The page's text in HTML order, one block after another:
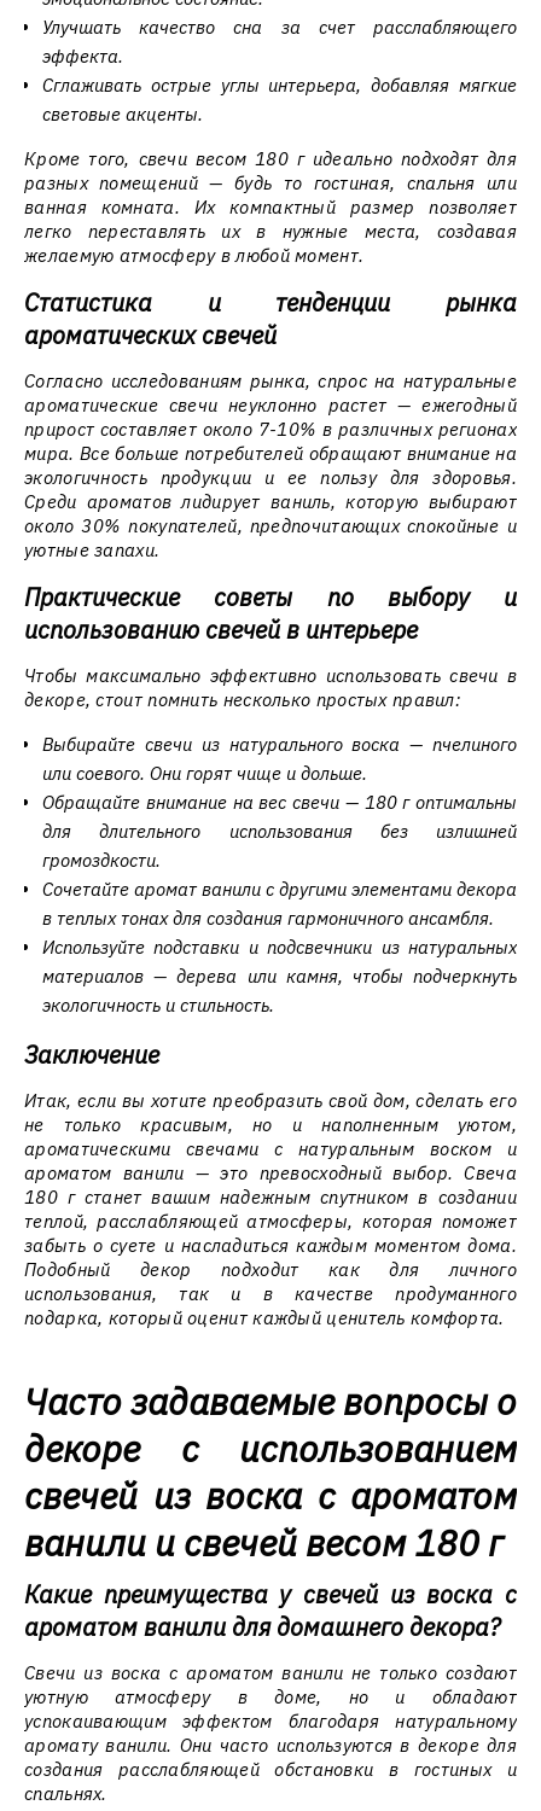
Улучшать качество сна за счет расслабляющего
эффекта.
Сглаживать острые углы интерьера, добавляя мягкие
световые акценты.
Кроме того, свечи весом 180 г идеально подходят для
разных помещений — будь то гостиная, спальня или
ванная комната. Их компактный размер позволяет
легко переставлять их в нужные места, создавая
желаемую атмосферу в любой момент.
Статистика и тенденции рынка
ароматических свечей
Согласно исследованиям рынка, спрос на натуральные
ароматические свечи неуклонно растет — ежегодный
прирост составляет около 7-10% в различных регионах
мира. Все больше потребителей обращают внимание на
экологичность продукции и ее пользу для здоровья.
Среди ароматов лидирует ваниль, которую выбирают
около 30% покупателей, предпочитающих спокойные и
уютные запахи.
Практические советы по выбору и
использованию свечей в интерьере
Чтобы максимально эффективно использовать свечи в
декоре, стоит помнить несколько простых правил:
Выбирайте свечи из натурального воска — пчелиного
или соевого. Они горят чище и дольше.
Обращайте внимание на вес свечи — 180 г оптимальны
для длительного использования без излишней
громоздкости.
Сочетайте аромат ванили с другими элементами декора
в теплых тонах для создания гармоничного ансамбля.
Используйте подставки и подсвечники из натуральных
материалов — дерева или камня, чтобы подчеркнуть
экологичность и стильность.
Заключение
Итак, если вы хотите преобразить свой дом, сделать его
не только красивым, но и наполненным уютом,
ароматическими свечами с натуральным воском и
ароматом ванили — это превосходный выбор. Свеча
180 г станет вашим надежным спутником в создании
теплой, расслабляющей атмосферы, которая поможет
забыть о суете и насладиться каждым моментом дома.
Подобный декор подходит как для личного
использования, так и в качестве продуманного
подарка, который оценит каждый ценитель комфорта.
Часто задаваемые вопросы о
декоре с использованием
свечей из воска с ароматом
ванили и свечей весом 180 г
Какие преимущества у свечей из воска с
ароматом ванили для домашнего декора?
Свечи из воска с ароматом ванили не только создают
уютную атмосферу в доме, но и обладают
успокаивающим эффектом благодаря натуральному
аромату ванили. Они часто используются в декоре для
создания расслабляющей обстановки в гостиных и
спальнях.